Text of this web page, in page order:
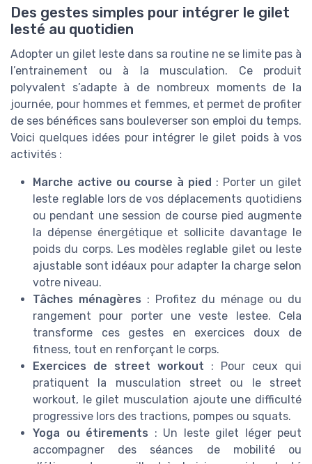
Des gestes simples pour intégrer le gilet
lesté au quotidien
Adopter un gilet leste dans sa routine ne se limite pas à
l’entrainement ou à la musculation. Ce produit
polyvalent s’adapte à de nombreux moments de la
journée, pour hommes et femmes, et permet de profiter
de ses bénéfices sans bouleverser son emploi du temps.
Voici quelques idées pour intégrer le gilet poids à vos
activités :
Marche active ou course à pied : Porter un gilet
leste reglable lors de vos déplacements quotidiens
ou pendant une session de course pied augmente
la dépense énergétique et sollicite davantage le
poids du corps. Les modèles reglable gilet ou leste
ajustable sont idéaux pour adapter la charge selon
votre niveau.
Tâches ménagères : Profitez du ménage ou du
rangement pour porter une veste lestee. Cela
transforme ces gestes en exercices doux de
fitness, tout en renforçant le corps.
Exercices de street workout : Pour ceux qui
pratiquent la musculation street ou le street
workout, le gilet musculation ajoute une difficulté
progressive lors des tractions, pompes ou squats.
Yoga ou étirements : Un leste gilet léger peut
accompagner des séances de mobilité ou